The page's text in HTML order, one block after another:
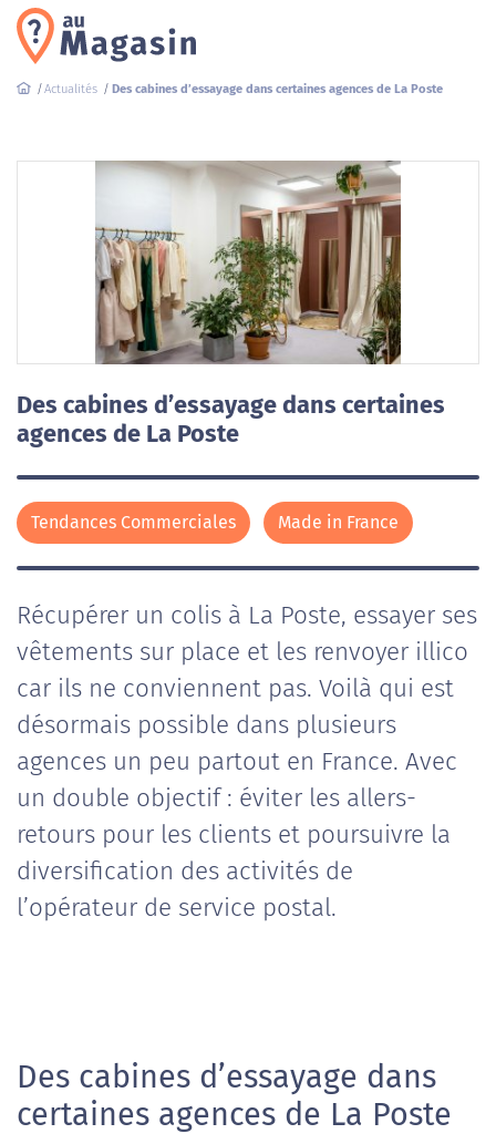
Actualités Des cabines d’essayage dans certaines agences de La Poste
Des cabines d’essayage dans certaines
agences de La Poste
Tendances Commerciales Made in France
Récupérer un colis à La Poste, essayer ses
vêtements sur place et les renvoyer illico
car ils ne conviennent pas. Voilà qui est
désormais possible dans plusieurs
agences un peu partout en France. Avec
un double objectif : éviter les allers-
retours pour les clients et poursuivre la
diversification des activités de
l’opérateur de service postal.
Des cabines d’essayage dans
certaines agences de La Poste